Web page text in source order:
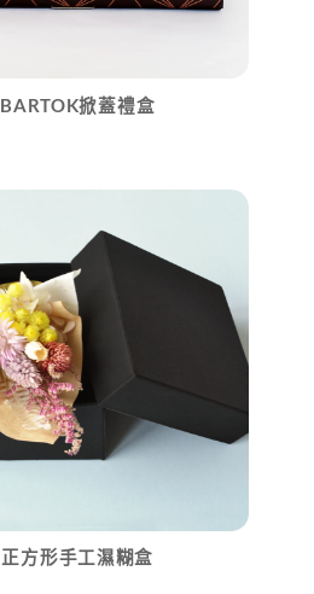
BARTOK掀蓋禮盒
正方形手工濕糊盒